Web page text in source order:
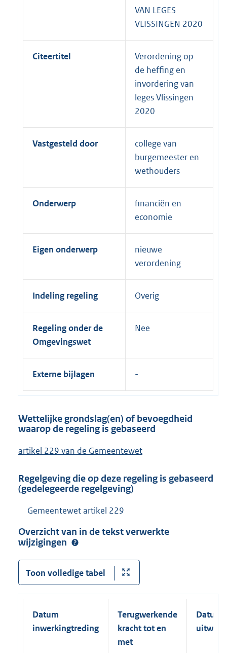
VAN LEGES
VLISSINGEN 2020
Citeertitel
Verordening op
de heffing en
invordering van
leges Vlissingen
2020
Vastgesteld door
college van
burgemeester en
wethouders
Onderwerp
financiën en
economie
Eigen onderwerp
nieuwe
verordening
Indeling regeling Overig
Regeling onder de
Omgevingswet
Nee
Externe bijlagen
Wettelijke grondslag(en) of bevoegdheid
waarop de regeling is gebaseerd
artikel 229 van de Gemeentewet
Regelgeving die op deze regeling is gebaseerd
(gedelegeerde regelgeving)
Gemeentewet artikel 229
Overzicht van in de tekst verwerkte
wijzigingen
Toon volledige tabel
Datum
inwerkingtreding
Terugwerkende
kracht tot en
met
Datum